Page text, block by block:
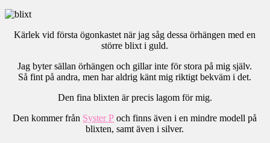
Kärlek vid första ögonkastet när jag såg dessa örhängen med en
större blixt i guld.
Jag byter sällan örhängen och gillar inte för stora på mig själv.
Så fint på andra, men har aldrig känt mig riktigt bekväm i det.
Den fina blixten är precis lagom för mig.
Den kommer från Syster P och finns även i en mindre modell på
blixten, samt även i silver.